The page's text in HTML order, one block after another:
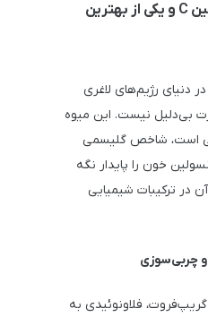
گریپ فروت؛ بمب ویتامین C و یکی از بهترین
رژیم‌های لاغری
بی‌دلیل نیست. این میوه
است، شاخص گلیسمی
خون را پایدار نگه
در ترکیبات شیمیایی
و چربی‌سوزی
فلاونوئیدی به